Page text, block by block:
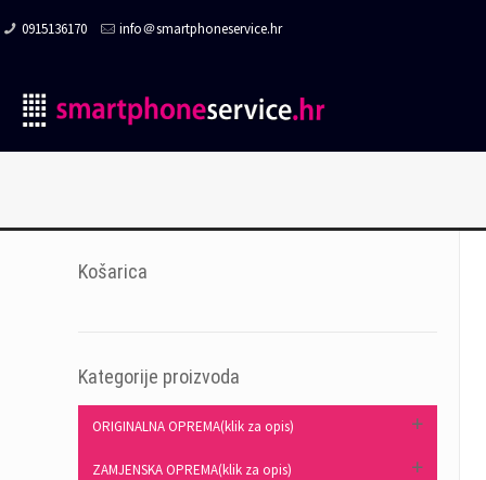
0915136170 info＠smartphoneservice.hr
Košarica
Kategorije proizvoda
ORIGINALNA OPREMA(klik za opis)
ZAMJENSKA OPREMA(klik za opis)